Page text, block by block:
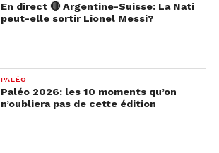
En direct 🔴 Argentine-Suisse: La Nati
peut-elle sortir Lionel Messi?
PALÉO
Paléo 2026: les 10 moments qu’on
n’oubliera pas de cette édition